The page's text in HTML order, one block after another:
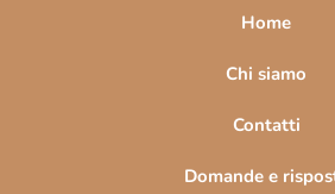
Home
Chi siamo
Contatti
Domande e